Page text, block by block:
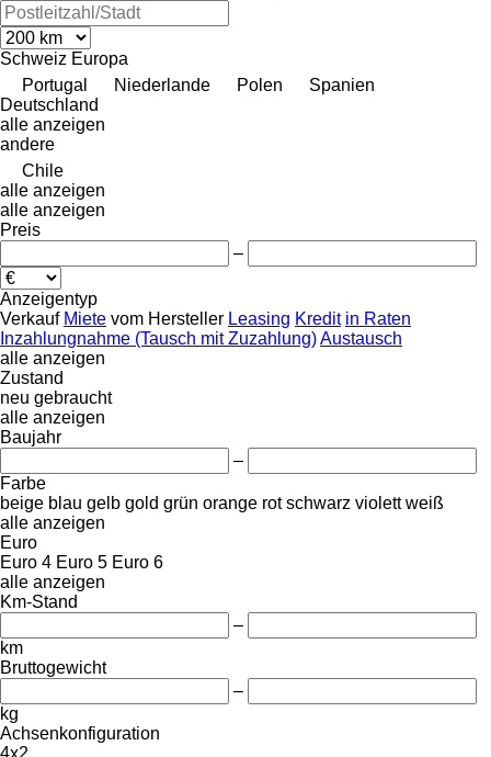
Schweiz Europa
Portugal
Niederlande Polen
Spanien
Deutschland
alle anzeigen
andere
Chile
alle anzeigen
alle anzeigen
Preis
–
Anzeigentyp
Verkauf Miete vom Hersteller Leasing Kredit in Raten
Inzahlungnahme (Tausch mit Zuzahlung)Austausch
alle anzeigen
Zustand
neu gebraucht
alle anzeigen
Baujahr
–
Farbe
beige blau gelb gold grün orange rot schwarz violett weiß
alle anzeigen
Euro
Euro 4 Euro 5 Euro 6
alle anzeigen
Km-Stand
–
km
Bruttogewicht
–
kg
Achsenkonfiguration
4x2